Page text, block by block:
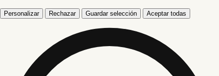
Personalizar Rechazar Guardar selección Aceptar todas